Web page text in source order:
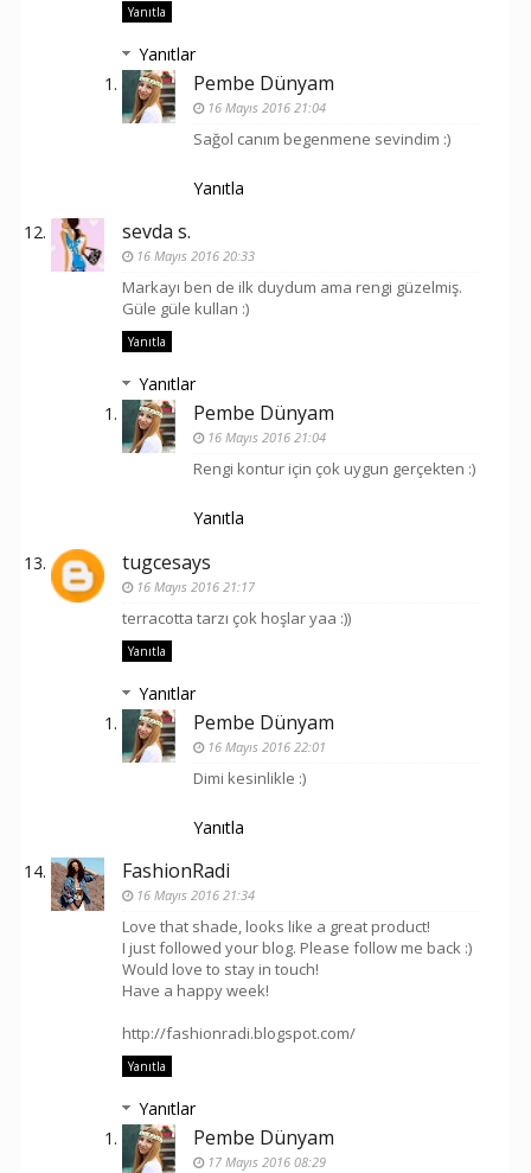
Yanıtla
Yanıtlar
Pembe Dünyam
16 Mayıs 2016 21:04
Sağol canım begenmene sevindim :)
Yanıtla
sevda s.
16 Mayıs 2016 20:33
Markayı ben de ilk duydum ama rengi güzelmiş.
Güle güle kullan :)
Yanıtla
Yanıtlar
Pembe Dünyam
16 Mayıs 2016 21:04
Rengi kontur için çok uygun gerçekten :)
Yanıtla
tugcesays
16 Mayıs 2016 21:17
terracotta tarzı çok hoşlar yaa :))
Yanıtla
Yanıtlar
Pembe Dünyam
16 Mayıs 2016 22:01
Dimi kesinlikle :)
Yanıtla
FashionRadi
16 Mayıs 2016 21:34
Love that shade, looks like a great product!
I just followed your blog. Please follow me back :)
Would love to stay in touch!
Have a happy week!
http://fashionradi.blogspot.com/
Yanıtla
Yanıtlar
Pembe Dünyam
17 Mayıs 2016 08:29